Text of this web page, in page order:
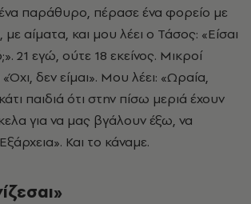
παράθυρο, πέρασε ένα φορείο με
αίματα, και μου λέει ο Τάσος: «Είσαι
21 εγώ, ούτε 18 εκείνος. Μικροί
δεν είμαι». Μου λέει: «Ωραία,
παιδιά ότι στην πίσω μεριά έχουν
για να μας βγάλουν έξω, να
Και το κάναμε.